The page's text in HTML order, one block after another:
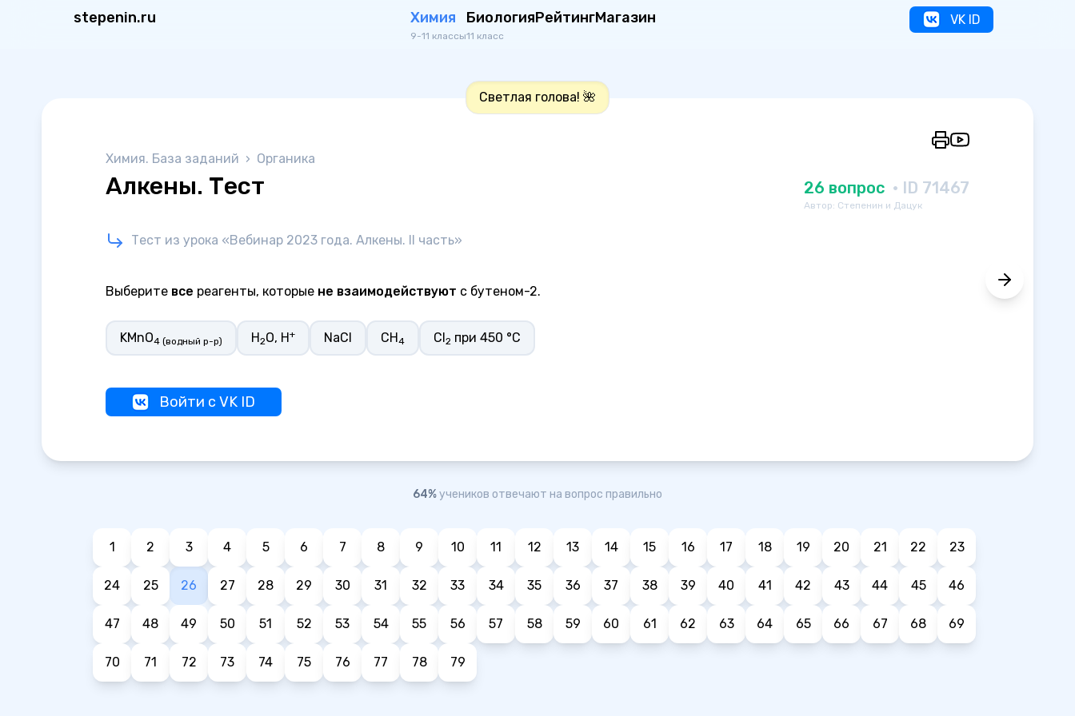
stepenin.ru Химия
9-11 классы
Биология
11 класс
РейтингМагазин VK ID
Светлая голова! 🌺
Химия. База заданий › Органика
Алкены. Тест 26 вопрос · ID 71467
Автор: Степенин и Дацук
Тест из урока «Вебинар 2023 года. Алкены. II часть»
Выберите все реагенты, которые не взаимодействуют с бутеном-2.
KMnO4 (водный р-р) H2O, H+ NaCl CH4 Cl2 при 450 °C
Войти с VK ID
64%учеников отвечают на вопрос правильно
1 2 3 4 5 6 7 8 9 10 11 12 13 14 15 16 17 18 19 20 21 22 23
24 25 26 27 28 29 30 31 32 33 34 35 36 37 38 39 40 41 42 43 44 45 46
47 48 49 50 51 52 53 54 55 56 57 58 59 60 61 62 63 64 65 66 67 68 69
70 71 72 73 74 75 76 77 78 79